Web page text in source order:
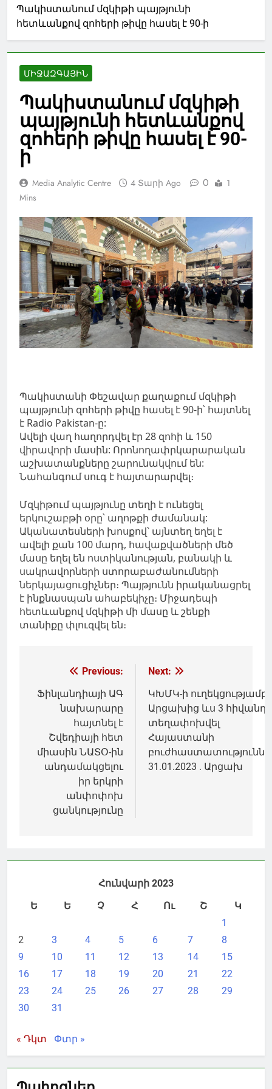
Պակիստանում մզկիթի պայթյունի
հետևանքով զոհերի թիվը հասել է 90-ի
ՄԻՋԱԶԳԱՅԻՆ
Պակիստանում մզկիթի
պայթյունի հետևանքով
զոհերի թիվը հասել է 90-
ի
Media Analytic Centre 4 Տարի Ago 0
1
Mins
Պակիստանի Փեշավար քաղաքում մզկիթի
պայթյունի զոհերի թիվը հասել է 90-ի՝ հայտնել
է Radio Pakistan-ը:
Ավելի վաղ հաղորդվել էր 28 զոհի և 150
վիրավորի մասին: Որոնողափրկարարական
աշխատանքները շարունակվում են:
Նահանգում սուգ է հայտարարվել։
Մզկիթում պայթյունը տեղի է ունեցել
երկուշաբթի օրը՝ աղոթքի ժամանակ:
Ականատեսների խոսքով՝ այնտեղ եղել է
ավելի քան 100 մարդ, հավաքվածների մեծ
մասը եղել են ոստիկանության, բանակի և
սակրավորների ստորաբաժանումների
ներկայացուցիչներ։ Պայթյունն իրականացրել
է ինքնասպան ահաբեկիչը։ Միջադեպի
հետևանքով մզկիթի մի մասը և շենքի
տանիքը փլուզվել են։
Գրառումների
նավարկումը
Previous:
Ֆինլանդիայի ԱԳ
նախարարը
հայտնել է
Շվեդիայի հետ
միասին ՆԱՏՕ-ին
անդամակցելու
իր երկրի
անփոփոխ
ցանկությունը
Next:
ԿԽՄԿ-ի ուղեկցությամբ
Արցախից ևս 3 հիվանդ
տեղափոխվել
Հայաստանի
31.01.2023 . Արցախ
Հունվարի 2023
Ե
Ե Չ Հ Ու Շ
Կ
1
2
3 4 5 6 7
8
9
10 11 12 13 14
15
16
17 18 19 20 21
22
23
24 25 26 27 28
29
30
31
« Դկտ Փտր »